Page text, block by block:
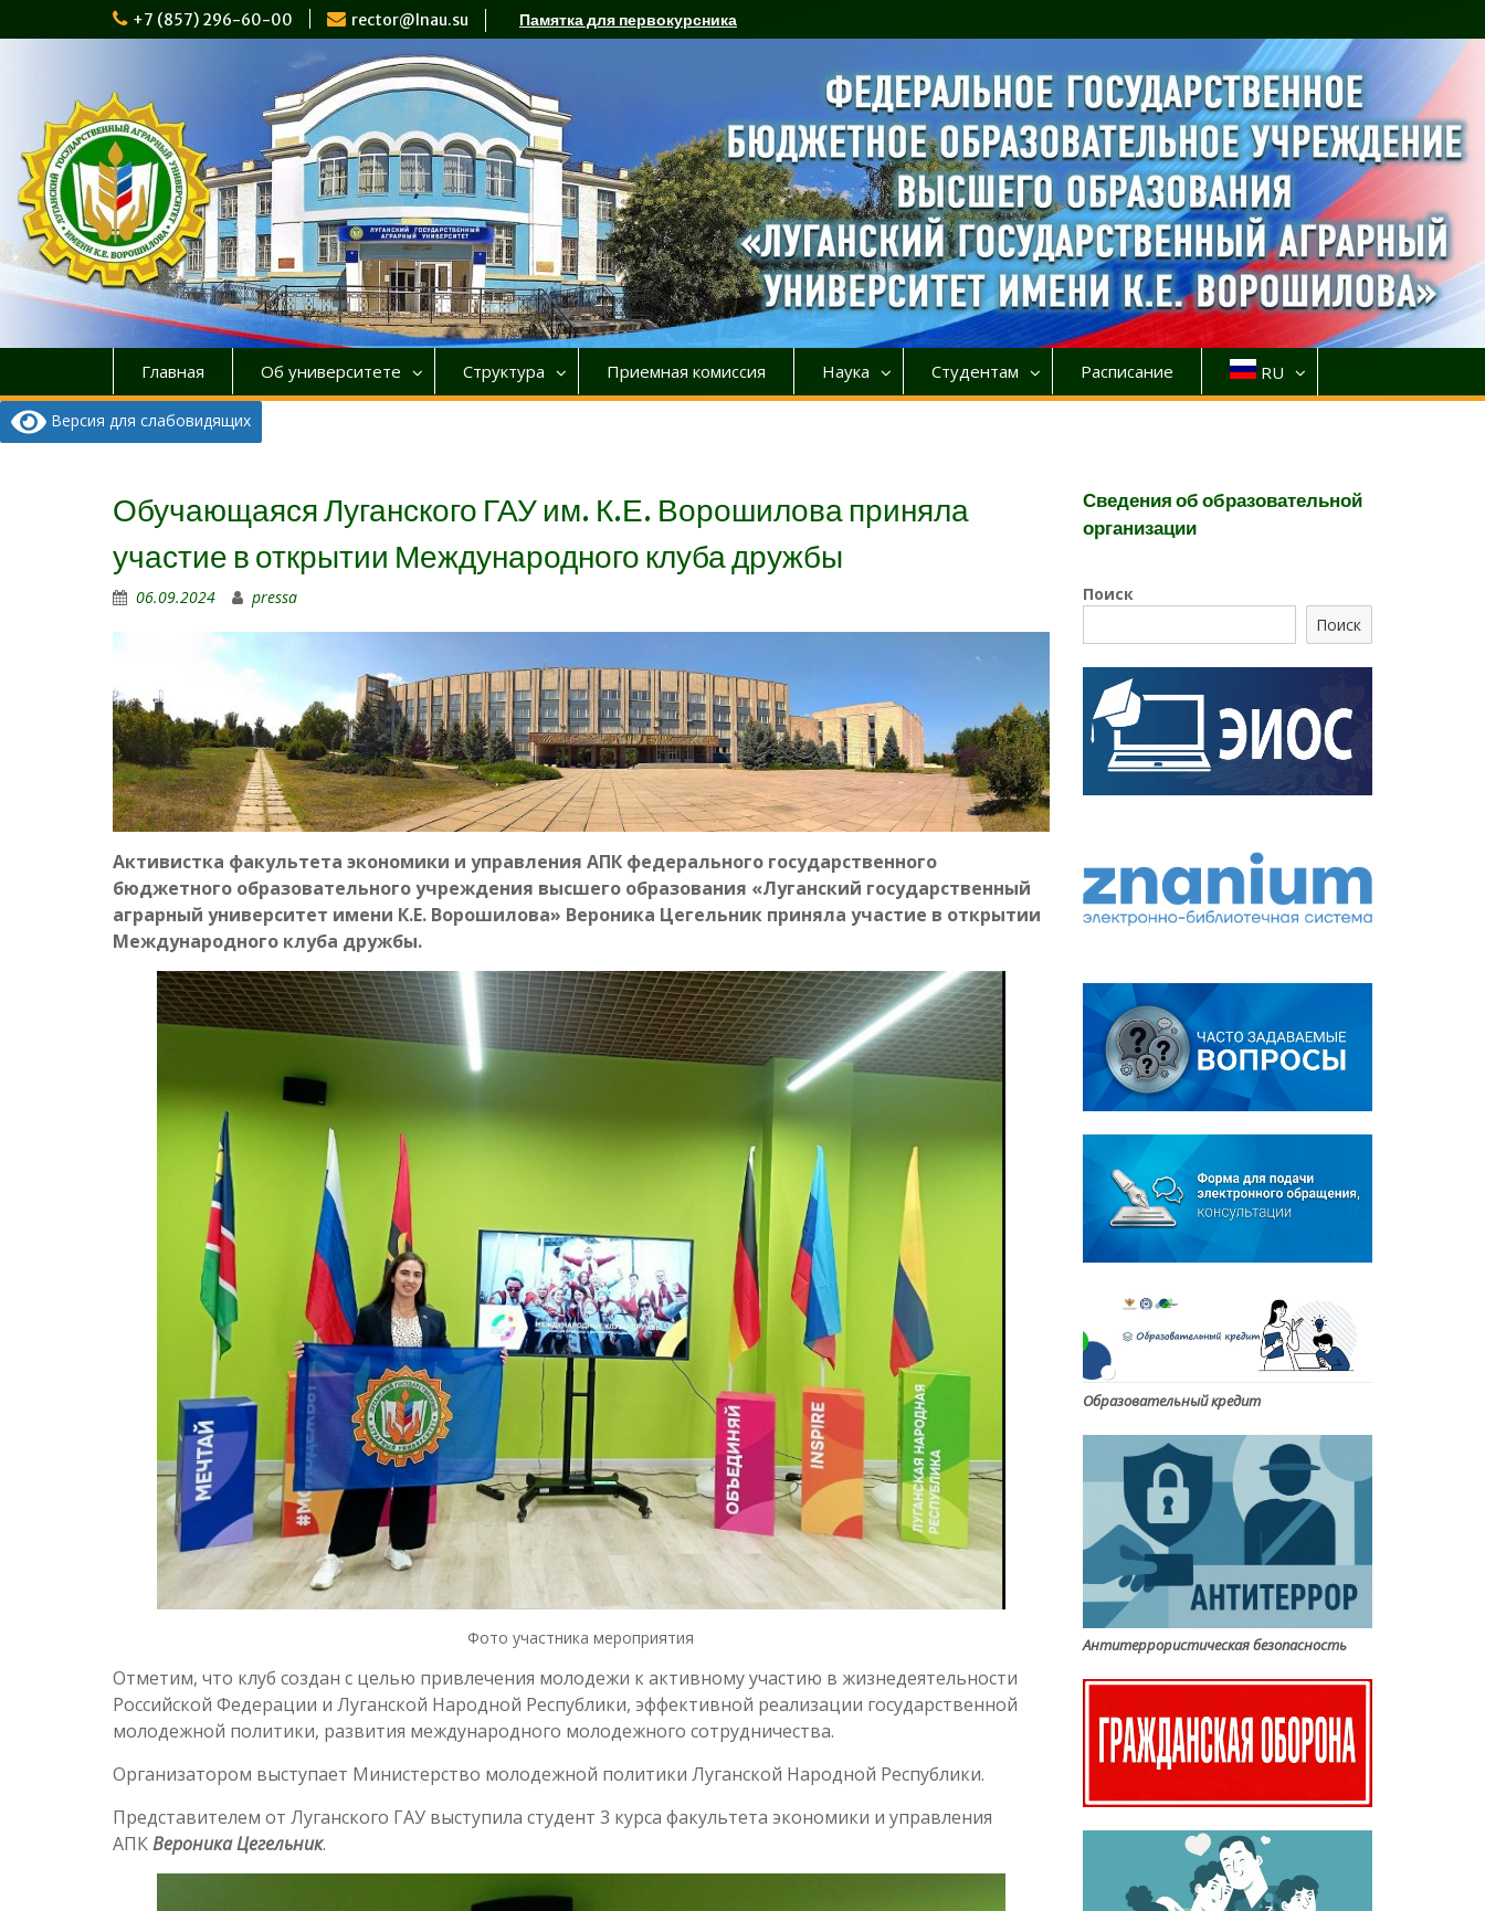
к
+7 (857) 296-60-00 rector@lnau.su Памятка для первокурсника
Главная Об университете Структура Приемная комиссия Наука Студентам Расписание RU
Версия для слабовидящих
Обучающаяся Луганского ГАУ им. К.Е. Ворошилова приняла
участие в открытии Международного клуба дружбы
06.09.2024 pressa
Активистка факультета экономики и управления АПК федерального государственного
бюджетного образовательного учреждения высшего образования «Луганский государственный
аграрный университет имени К.Е. Ворошилова» Вероника Цегельник приняла участие в открытии
Международного клуба дружбы.
Фото участника мероприятия
Отметим, что клуб создан с целью привлечения молодежи к активному участию в жизнедеятельности
Российской Федерации и Луганской Народной Республики, эффективной реализации государственной
молодежной политики, развития международного молодежного сотрудничества.
Организатором выступает Министерство молодежной политики Луганской Народной Республики.
Представителем от Луганского ГАУ выступила студент 3 курса факультета экономики и управления
АПКВероника Цегельник.
Сведения об образовательной
организации
Поиск
Поиск
Образовательный кредит
Антитеррористическая безопасность